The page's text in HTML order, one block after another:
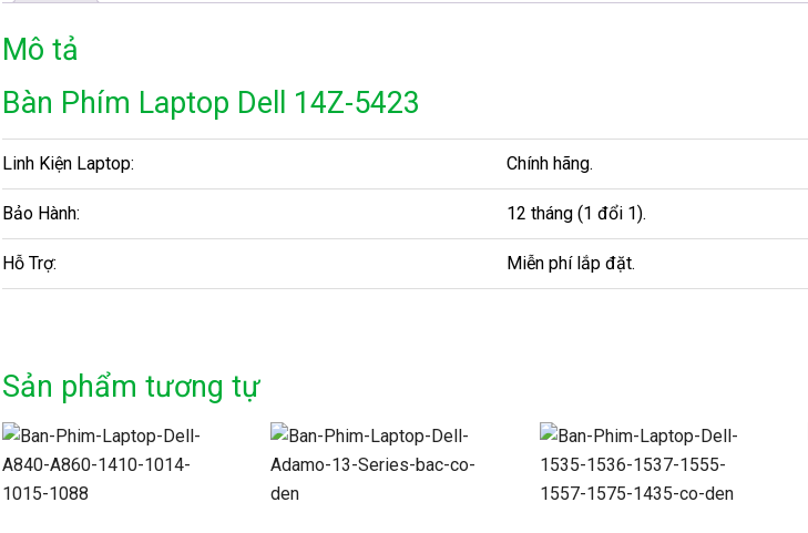
Mô tả
Bàn Phím Laptop Dell 14Z-5423
Linh Kiện Laptop: Chính hãng.
Bảo Hành: 12 tháng (1 đổi 1).
Hỗ Trợ: Miễn phí lắp đặt.
Sản phẩm tương tự